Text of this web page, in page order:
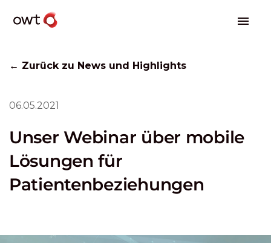
← Zurück zu News und Highlights
06.05.2021
Unser Webinar über mobile
Lösungen für
Patientenbeziehungen